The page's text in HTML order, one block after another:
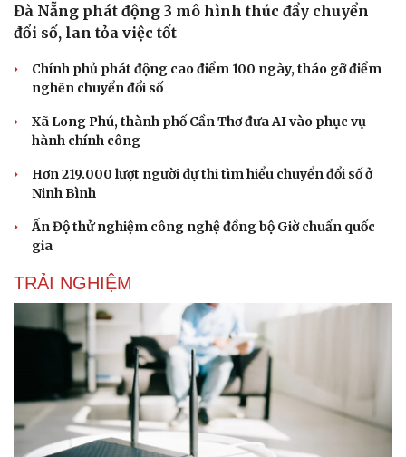
Cải chính
Đà Nẵng phát động 3 mô hình thúc đẩy chuyển
đổi số, lan tỏa việc tốt
Chính phủ phát động cao điểm 100 ngày, tháo gỡ điểm
nghẽn chuyển đổi số
Xã Long Phú, thành phố Cần Thơ đưa AI vào phục vụ
hành chính công
Hơn 219.000 lượt người dự thi tìm hiểu chuyển đổi số ở
Ninh Bình
Ấn Độ thử nghiệm công nghệ đồng bộ Giờ chuẩn quốc
gia
TRẢI NGHIỆM